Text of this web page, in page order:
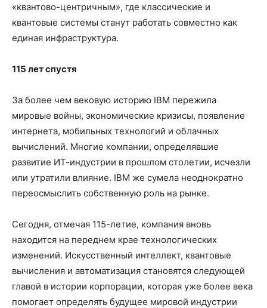
«квантово-центричным», где классические и
квантовые системы станут работать совместно как
единая инфраструктура.
115 лет спустя
За более чем вековую историю IBM пережила
мировые войны, экономические кризисы, появление
интернета, мобильных технологий и облачных
вычислений. Многие компании, определявшие
развитие ИТ-индустрии в прошлом столетии, исчезли
или утратили влияние. IBM же сумела неоднократно
переосмыслить собственную роль на рынке.
Сегодня, отмечая 115-летие, компания вновь
находится на переднем крае технологических
изменений. Искусственный интеллект, квантовые
вычисления и автоматизация становятся следующей
главой в истории корпорации, которая уже более века
помогает определять будущее мировой индустрии